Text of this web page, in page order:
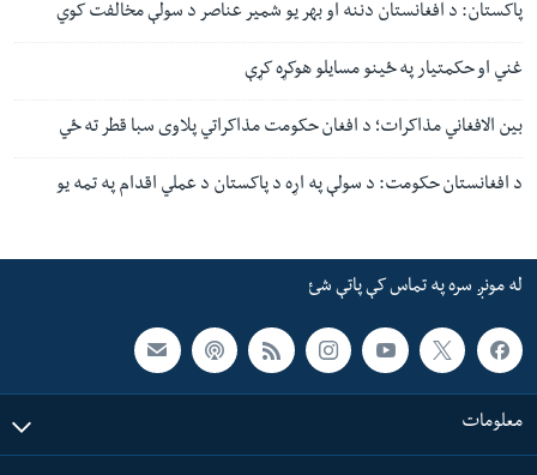
پاکستان: د افغانستان دننه او بهر یو شمیر عناصر د سولې مخالفت کوي
غني او حکمتیار په ځینو مسایلو هوکړه کړې
بین الافغاني مذاکرات؛ د افغان حکومت مذاکراتي پلاوی سبا قطر ته ځي
د افغانستان حکومت: د سولې په اړه د پاکستان د عملي‌ اقدام په تمه یو
له مونږ سره په تماس کې پاتې شئ
معلومات